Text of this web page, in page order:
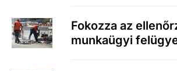
Fokozza az
munkaügyi